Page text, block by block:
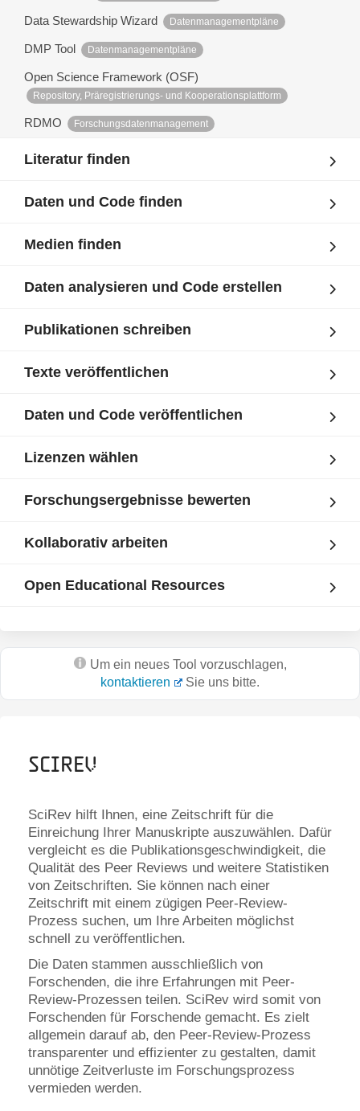
Data Stewardship Wizard Datenmanagementpläne
DMP Tool Datenmanagementpläne
Open Science Framework (OSF)
Repository, Präregistrierungs- und Kooperationsplattform
RDMO Forschungsdatenmanagement
Literatur finden
Daten und Code finden
Medien finden
Daten analysieren und Code erstellen
Publikationen schreiben
Texte veröffentlichen
Daten und Code veröffentlichen
Lizenzen wählen
Forschungsergebnisse bewerten
Kollaborativ arbeiten
Open Educational Resources
Um ein neues Tool vorzuschlagen,
kontaktieren
Sie uns bitte.
SciRev
SciRev hilft Ihnen, eine Zeitschrift für die
Einreichung Ihrer Manuskripte auszuwählen. Dafür
vergleicht es die Publikationsgeschwindigkeit, die
Qualität des Peer Reviews und weitere Statistiken
von Zeitschriften. Sie können nach einer
Zeitschrift mit einem zügigen Peer-Review-
Prozess suchen, um Ihre Arbeiten möglichst
schnell zu veröffentlichen.
Die Daten stammen ausschließlich von
Forschenden, die ihre Erfahrungen mit Peer-
Review-Prozessen teilen. SciRev wird somit von
Forschenden für Forschende gemacht. Es zielt
allgemein darauf ab, den Peer-Review-Prozess
transparenter und effizienter zu gestalten, damit
unnötige Zeitverluste im Forschungsprozess
vermieden werden.